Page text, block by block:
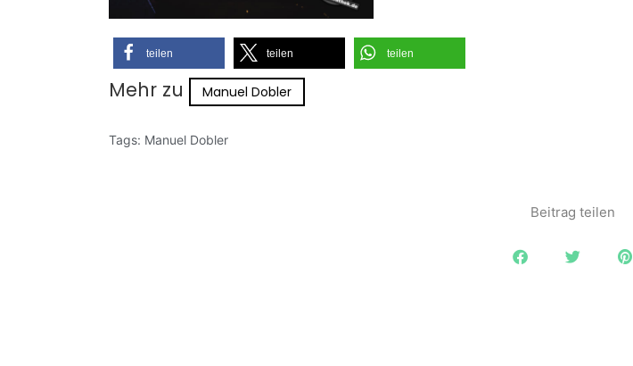
teilen teilen teilen
Mehr zu Manuel Dobler
Tags: Manuel Dobler
Beitrag teilen